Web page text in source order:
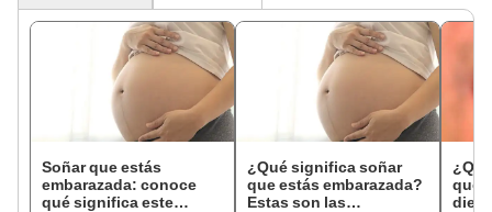
Soñar que estás
embarazada: conoce
qué significa este
¿Qué significa soñar
que estás embarazada?
Estas son las
que